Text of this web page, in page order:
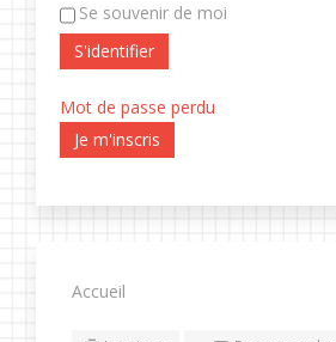
Se souvenir de moi
S'identifier
Mot de passe perdu
Je m'inscris
Accueil